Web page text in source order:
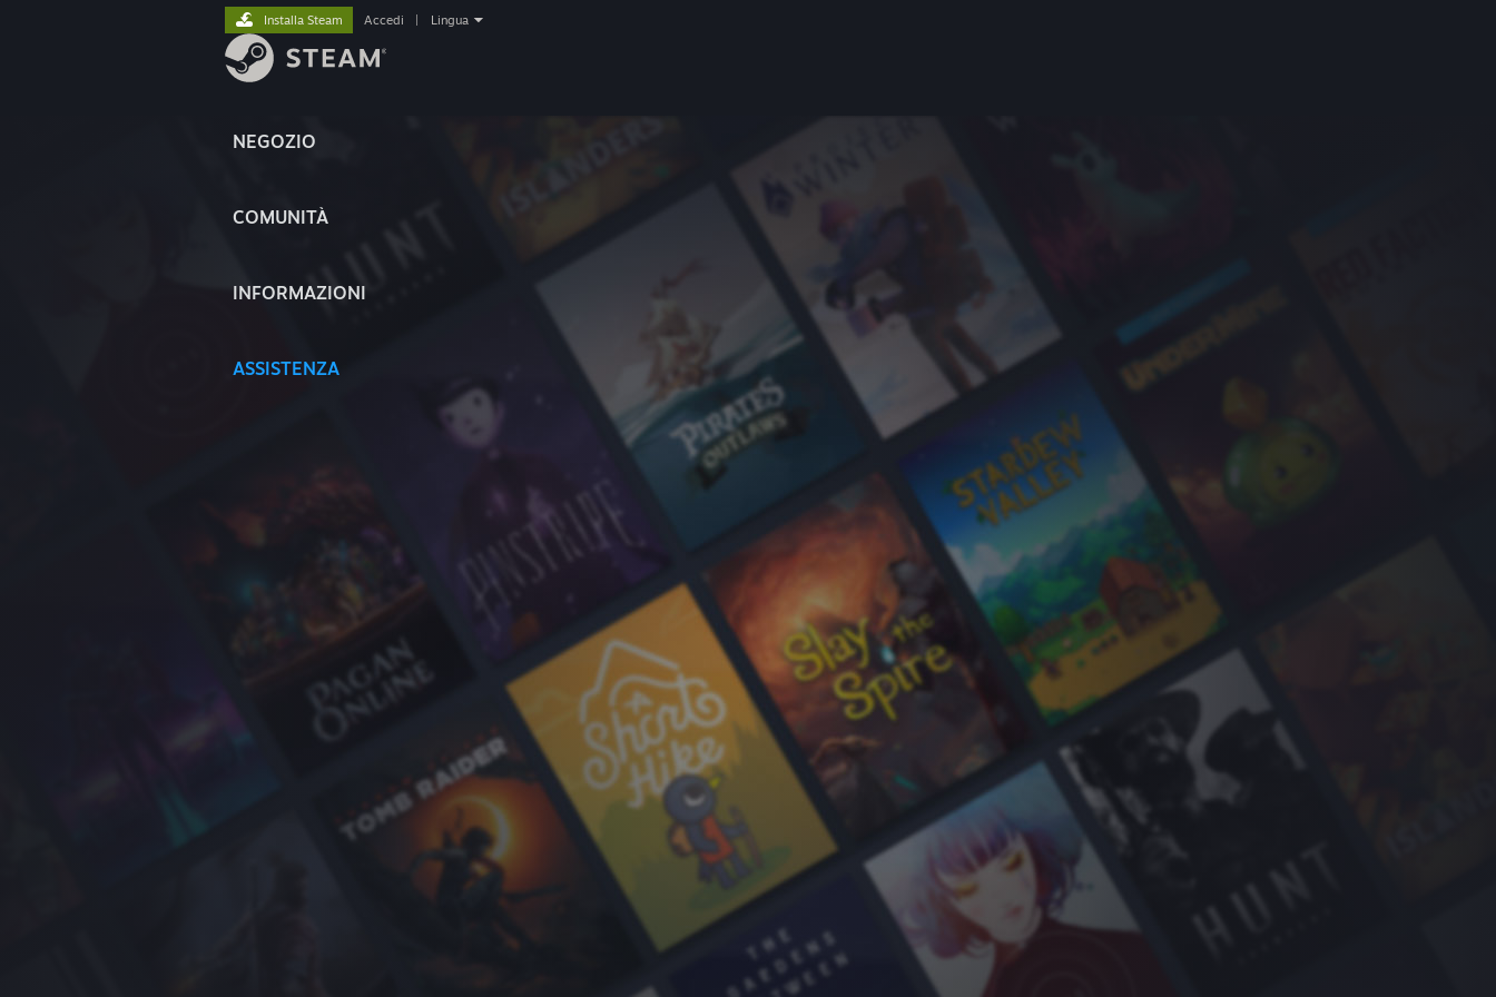
NEGOZIO
COMUNITÀ
INFORMAZIONI
ASSISTENZA
Installa Steam Accedi Lingua